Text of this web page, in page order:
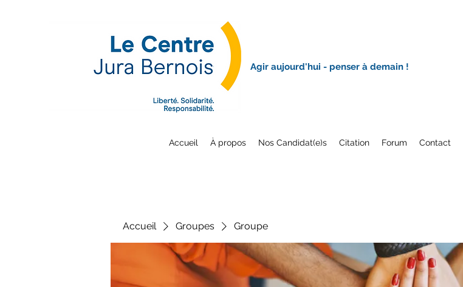
Agir aujourd'hui - penser à demain !
Accueil À propos Nos Candidat(e)s Citation Forum Contact
Accueil Groupes Groupe